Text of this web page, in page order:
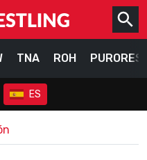
TNA ROH
ES